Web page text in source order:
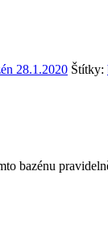
28.1.2020 Štítky:
bazénu